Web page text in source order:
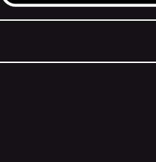
Get it on Google Play.